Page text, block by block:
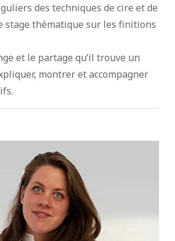
des techniques de cire et de
stage thématique sur les finitions
et le partage qu’il trouve un
montrer et accompagner